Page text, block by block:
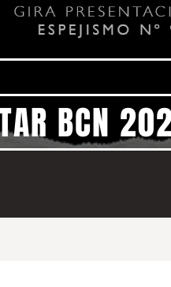
BCN